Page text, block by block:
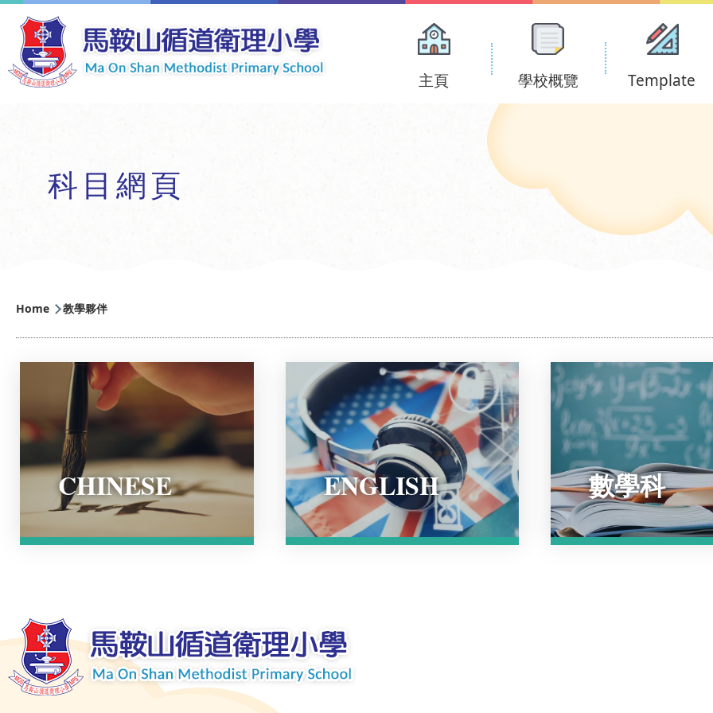
Skip to main content
Main
navigation
主頁 學校概覽 Template
科目網頁
Breadcrumb
Home 教學夥伴
CHINESE ENGLISH 數學科